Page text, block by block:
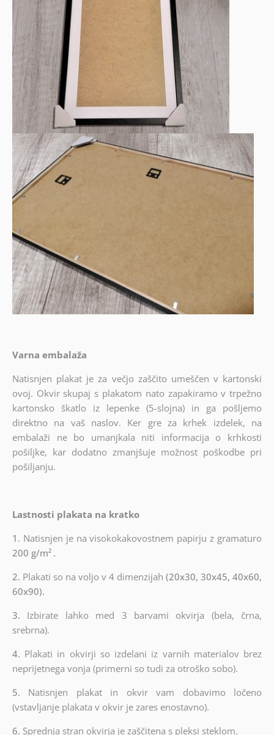
Varna embalaža
Natisnjen plakat je za večjo zaščito umeščen v kartonski
ovoj. Okvir skupaj s plakatom nato zapakiramo v trpežno
kartonsko škatlo iz lepenke (5-slojna) in ga pošljemo
direktno na vaš naslov. Ker gre za krhek izdelek, na
embalaži ne bo umanjkala niti informacija o krhkosti
pošiljke, kar dodatno zmanjšuje možnost poškodbe pri
pošiljanju.
Lastnosti plakata na kratko
1. Natisnjen je na visokokakovostnem papirju z gramaturo
200 g/m² .
2. Plakati so na voljo v 4 dimenzijah(20x30, 30x45, 40x60,
60x90).
3. Izbirate lahko med 3 barvami okvirja (bela, črna,
srebrna).
4. Plakati in okvirji so izdelani iz varnih materialov brez
neprijetnega vonja (primerni so tudi za otroško sobo).
5. Natisnjen plakat in okvir vam dobavimo ločeno
(vstavljanje plakata v okvir je zares enostavno).
6. Sprednja stran okvirja je zaščitena s pleksi steklom.